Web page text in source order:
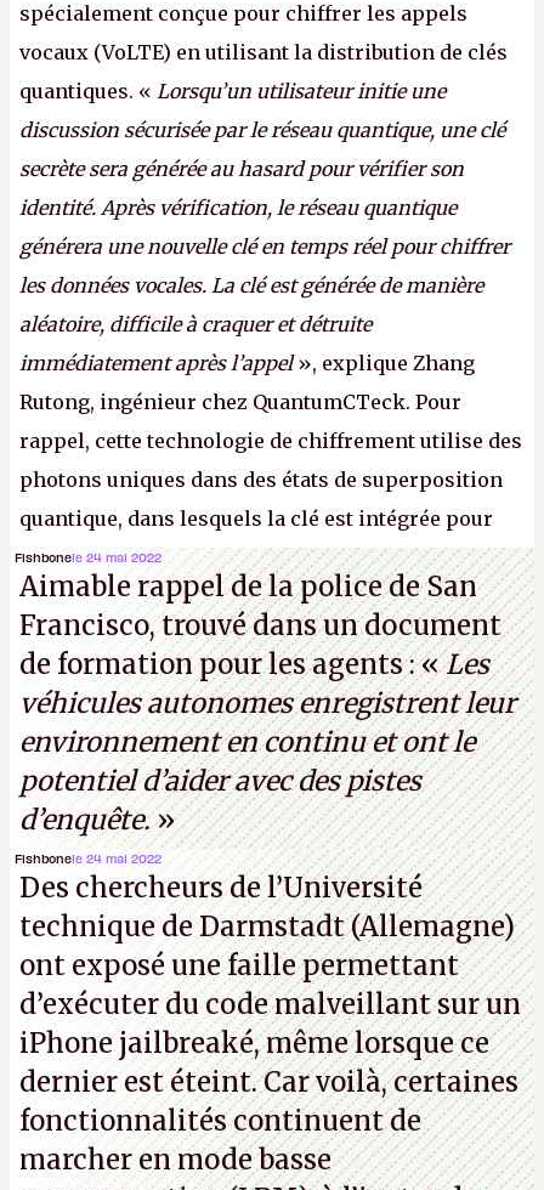
spécialement conçue pour chiffrer les appels
vocaux (VoLTE) en utilisant la distribution de clés
quantiques. « Lorsqu’un utilisateur initie une
discussion sécurisée par le réseau quantique, une clé
secrète sera générée au hasard pour vérifier son
identité. Après vérification, le réseau quantique
générera une nouvelle clé en temps réel pour chiffrer
les données vocales. La clé est générée de manière
aléatoire, difficile à craquer et détruite
immédiatement après l’appel», explique Zhang
Rutong, ingénieur chez QuantumCTeck. Pour
rappel, cette technologie de chiffrement utilise des
photons uniques dans des états de superposition
quantique, dans lesquels la clé est intégrée pour
garantir une sécurité inconditionnelle entre des
parties distantes. Vous ne comprenez rien ? C’est
normal, ça fait toujours ça avec le quantique.
(Crédit photo : China Telecom)
Fishbonele 24 mai 2022
Aimable rappel de la police de San
Francisco, trouvé dans un document
de formation pour les agents : «Les
véhicules autonomes enregistrent leur
environnement en continu et ont le
potentiel d’aider avec des pistes
d’enquête.»
Fishbonele 24 mai 2022
Des chercheurs de l’Université
technique de Darmstadt (Allemagne)
ont exposé une faille permettant
d’exécuter du code malveillant sur un
iPhone jailbreaké, même lorsque ce
dernier est éteint. Car voilà, certaines
fonctionnalités continuent de
marcher en mode basse